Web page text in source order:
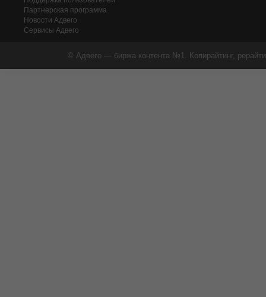
Партнерская программа
Новости Адвего
Сервисы Адвего
© Адвего — биржа контента №1. Копирайтинг,